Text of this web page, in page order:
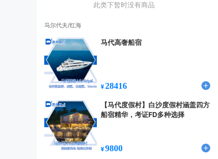
此类下暂时没有商品
马尔代夫/红海
马代高奢船宿
¥28416
【马代度假村】白沙度假村涵盖四方
船宿精华，考证FD多种选择
¥9800